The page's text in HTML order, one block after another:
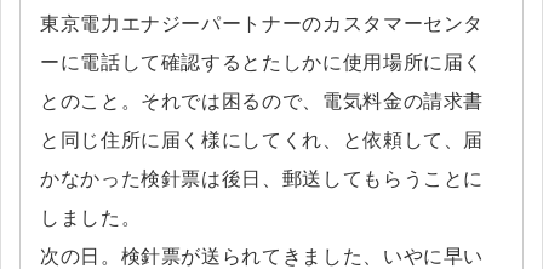
東京電力エナジーパートナーのカスタマーセンタ
ーに電話して確認するとたしかに使用場所に届く
とのこと。それでは困るので、電気料金の請求書
と同じ住所に届く様にしてくれ、と依頼して、届
かなかった検針票は後日、郵送してもらうことに
しました。
次の日。検針票が送られてきました、いやに早い